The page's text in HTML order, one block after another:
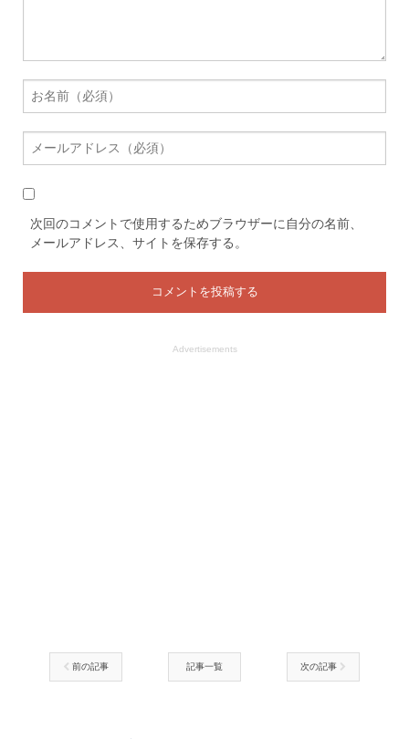
次回のコメントで使用するためブラウザーに自分の名前、
メールアドレス、サイトを保存する。
Advertisements
前の記事 記事一覧 次の記事